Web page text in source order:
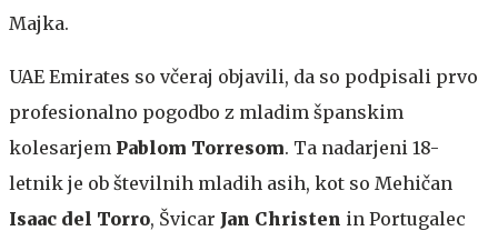
Majka.
UAE Emirates so včeraj objavili, da so podpisali prvo
profesionalno pogodbo z mladim španskim
kolesarjem Pablom Torresom. Ta nadarjeni 18-
letnik je ob številnih mladih asih, kot so Mehičan
Isaac del Torro, Švicar Jan Christen in Portugalec